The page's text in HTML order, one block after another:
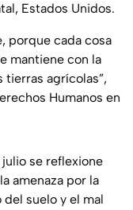
Estados Unidos.
porque cada cosa
mantiene con la
agrícolas”,
Humanos en
se reflexione
amenaza por la
suelo y el mal